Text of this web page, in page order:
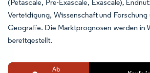
(Petascale, Pre-Exascale, Exascale),
Verteidigung, Wissenschaft und
Geografie. Die Marktprognosen werden in
bereitgestellt.